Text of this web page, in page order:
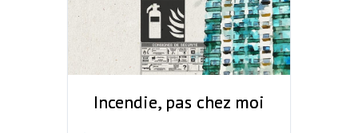
Incendie, pas chez moi